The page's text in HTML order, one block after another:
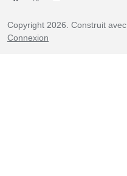
Copyright 2026. Construit avec
Connexion